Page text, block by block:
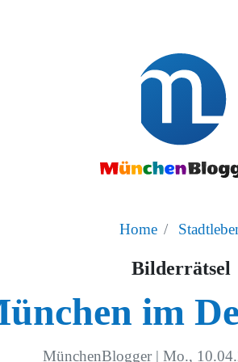
Home
Bilderrätsel
im
MünchenBlogger | Mo.,